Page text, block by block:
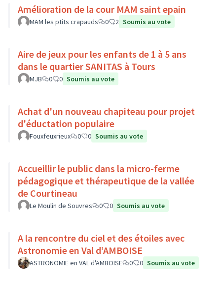
Amélioration de la cour MAM saint epain
MAM les ptits crapauds 0 2 Soumis au vote
Aire de jeux pour les enfants de 1 à 5 ans
dans le quartier SANITAS à Tours
MJB 0 0 Soumis au vote
Achat d'un nouveau chapiteau pour projet
d'éductation populaire
Fouxfeuxrieux 0 0 Soumis au vote
Accueillir le public dans la micro-ferme
pédagogique et thérapeutique de la vallée
de Courtineau
Le Moulin de Souvres 0 0 Soumis au vote
A la rencontre du ciel et des étoiles avec
Astronomie en Val d’AMBOISE
ASTRONOMIE en VAL d'AMBOISE 0 0 Soumis au vote